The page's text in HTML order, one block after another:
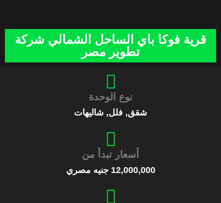
قرية فوكا باي الساحل الشمالي شركة
تطوير مصر
نوع الوحدة
شقق, فلل, شاليهات
أسعار تبدأ من
12,000,000 جنيه مصري